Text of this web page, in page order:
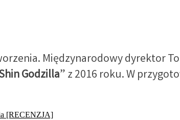
Międzynarodowy dyrektor
Godzilla” z 2016 roku. W
[RECENZJA]